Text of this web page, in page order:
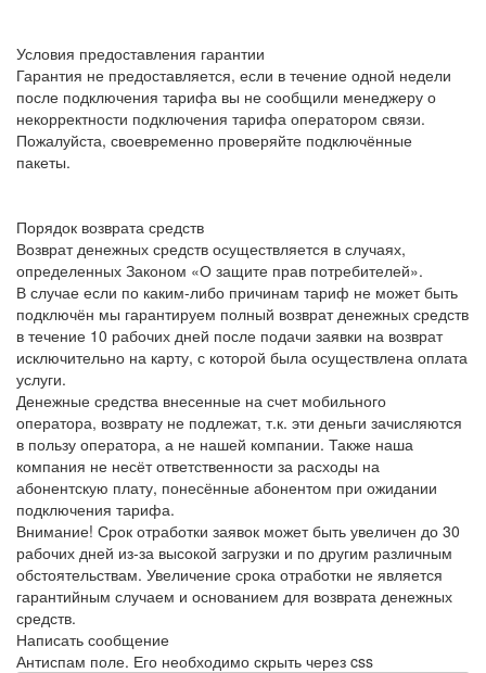
Условия предоставления гарантии
Гарантия не предоставляется, если в течение одной недели
после подключения тарифа вы не сообщили менеджеру о
некорректности подключения тарифа оператором связи.
Пожалуйста, своевременно проверяйте подключённые
пакеты.
Порядок возврата средств
Возврат денежных средств осуществляется в случаях,
определенных Законом «О защите прав потребителей».
В случае если по каким-либо причинам тариф не может быть
подключён мы гарантируем полный возврат денежных средств
в течение 10 рабочих дней после подачи заявки на возврат
исключительно на карту, с которой была осуществлена оплата
услуги.
Денежные средства внесенные на счет мобильного
оператора, возврату не подлежат, т.к. эти деньги зачисляются
в пользу оператора, а не нашей компании. Также наша
компания не несёт ответственности за расходы на
абонентскую плату, понесённые абонентом при ожидании
подключения тарифа.
Внимание! Срок отработки заявок может быть увеличен до 30
рабочих дней из-за высокой загрузки и по другим различным
обстоятельствам. Увеличение срока отработки не является
гарантийным случаем и основанием для возврата денежных
средств.
Написать сообщение
Антиспам поле. Его необходимо скрыть через css